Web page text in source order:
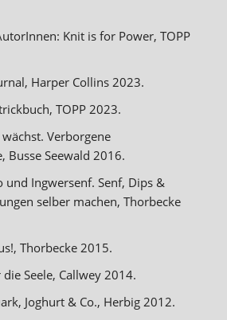
Knit is for Power, TOPP
Harper Collins 2023.
TOPP 2023.
Verborgene
Busse Seewald 2016.
und Ingwersenf. Senf, Dips &
selber machen, Thorbecke
Thorbecke 2015.
Seele, Callwey 2014.
Joghurt & Co., Herbig 2012.